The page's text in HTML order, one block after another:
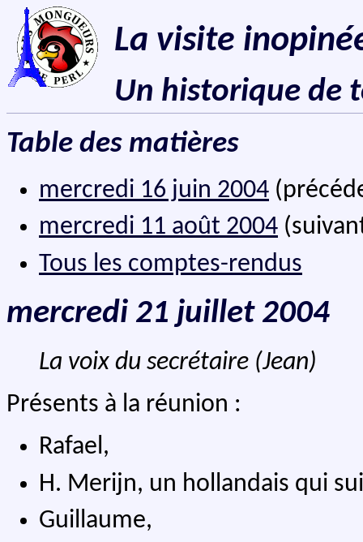
La visite
Un historique de
Table des matières
mercredi 16 juin 2004
mercredi 11 août 2004
Tous les comptes-rendus
mercredi 21 juillet 2004
La voix du secrétaire (Jean)
Présents à la réunion :
Rafael,
H. Merijn, un hollandais qui
Guillaume,